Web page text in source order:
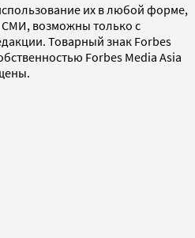
их в любой форме,
СМИ, возможны только с
Товарный знак Forbes
Forbes Media Asia